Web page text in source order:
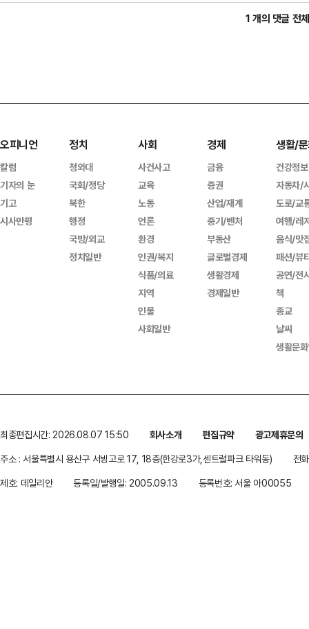
1 개의 댓글 전
오피니언
칼럼
기자의 눈
기고
시사만평
정치
청와대
국회/정당
북한
행정
국방/외교
정치일반
사회
사건사고
교육
노동
언론
환경
인권/복지
식품/의료
지역
인물
사회일반
경제
금융
증권
산업/재계
중기/벤처
부동산
글로벌경제
생활경제
경제일반
생활/
건강정보
자동차/
도로/교
여행/레
음식/맛
패션/뷰
공연/전
책
종교
날씨
생활문
최종편집시간: 2026.08.07 15:50 회사소개 편집규약
광고제휴문의
주소 : 서울특별시 용산구 서빙고로 17, 18층(한강로3가,센트럴파크 타워동)
전
제호: 데일리안
등록일/발행일: 2005.09.13 등록번호: 서울 아00055